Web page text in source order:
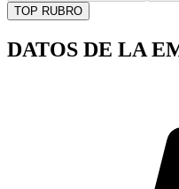
TOP RUBRO
DATOS DE LA